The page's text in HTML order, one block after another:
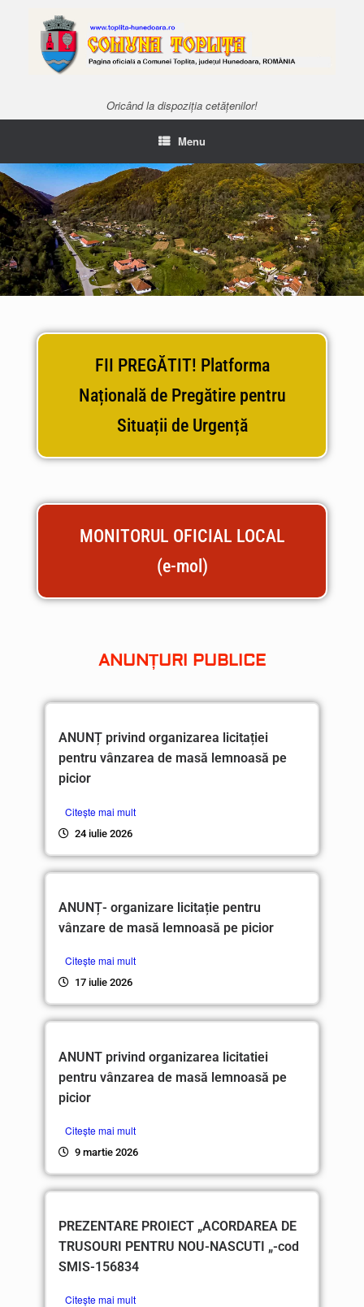
Oricând la dispoziția cetățenilor!
Menu
FII PREGĂTIT! Platforma
Națională de Pregătire pentru
Situații de Urgență
MONITORUL OFICIAL LOCAL
(e-mol)
ANUNȚURI PUBLICE
ANUNȚ privind organizarea licitației
pentru vânzarea de masă lemnoasă pe
picior
Citește mai mult
24 iulie 2026
ANUNȚ- organizare licitație pentru
vânzare de masă lemnoasă pe picior
Citește mai mult
17 iulie 2026
ANUNT privind organizarea licitatiei
pentru vânzarea de masă lemnoasă pe
picior
Citește mai mult
9 martie 2026
PREZENTARE PROIECT „ACORDAREA DE
TRUSOURI PENTRU NOU-NASCUTI „-cod
SMIS-156834
Citește mai mult